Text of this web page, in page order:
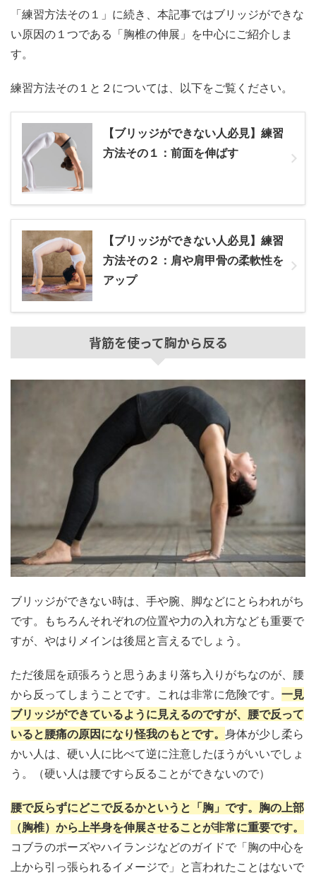
「練習方法その１」に続き、本記事ではブリッジができな
い原因の１つである「胸椎の伸展」を中心にご紹介しま
す。
練習方法その１と２については、以下をご覧ください。
【ブリッジができない人必見】練習
方法その１：前面を伸ばす
【ブリッジができない人必見】練習
方法その２：肩や肩甲骨の柔軟性を
アップ
背筋を使って胸から反る
ブリッジができない時は、手や腕、脚などにとらわれがち
です。もちろんそれぞれの位置や力の入れ方なども重要で
すが、やはりメインは後屈と言えるでしょう。
ただ後屈を頑張ろうと思うあまり落ち入りがちなのが、腰
から反ってしまうことです。これは非常に危険です。 一見
ブリッジができているように見えるのですが、腰で反って
いると腰痛の原因になり怪我のもとです。 身体が少し柔ら
かい人は、硬い人に比べて逆に注意したほうがいいでしょ
う。（硬い人は腰ですら反ることができないので）
腰で反らずにどこで反るかというと「胸」です。胸の上部
（胸椎）から上半身を伸展させることが非常に重要です。
コブラのポーズやハイランジなどのガイドで「胸の中心を
上から引っ張られるイメージで」と言われたことはないで